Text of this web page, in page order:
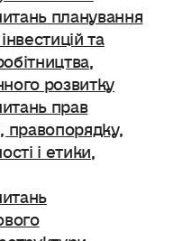
планування
та
розвитку
прав
правопорядку,
і етики,